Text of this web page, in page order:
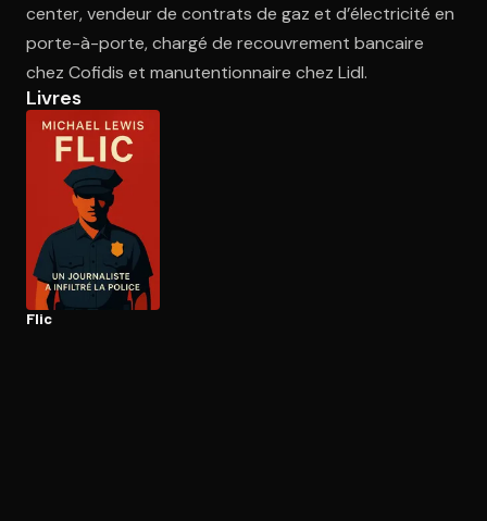
Ouvre l'app Appareil photo, pointe sur le code. C'est gratuit à
center, vendeur de contrats de gaz et d’électricité en
porte-à-porte, chargé de recouvrement bancaire
chez Cofidis et manutentionnaire chez Lidl.
Livres
Flic